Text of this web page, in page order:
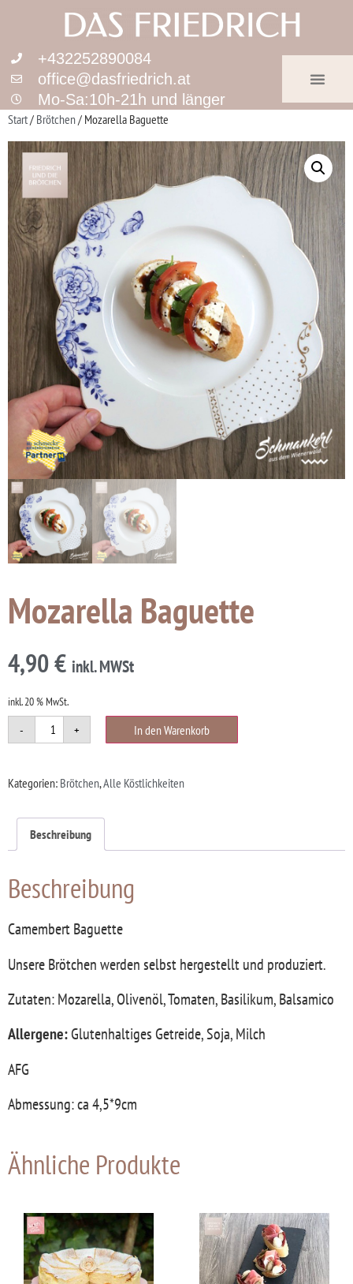
+432252890084
office@dasfriedrich.at
Mo-Sa:10h-21h und länger
Start/ Brötchen/ Mozarella Baguette
Mozarella Baguette
4,90€ inkl. MWSt
inkl. 20 % MwSt.
- + In den Warenkorb
Kategorien: Brötchen,Alle Köstlichkeiten
Beschreibung
Beschreibung
Camembert Baguette
Unsere Brötchen werden selbst hergestellt und produziert.
Zutaten: Mozarella, Olivenöl, Tomaten, Basilikum, Balsamico
Allergene:Glutenhaltiges Getreide, Soja, Milch
AFG
Abmessung: ca 4,5*9cm
Ähnliche Produkte